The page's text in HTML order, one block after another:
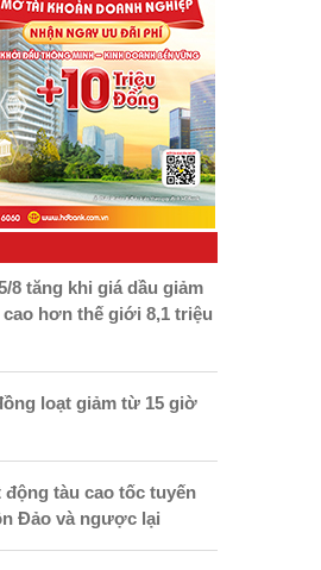
8 tăng khi giá dầu giảm
cao hơn thế giới 8,1 triệu
loạt giảm từ 15 giờ
tàu cao tốc tuyến
Đảo và ngược lại